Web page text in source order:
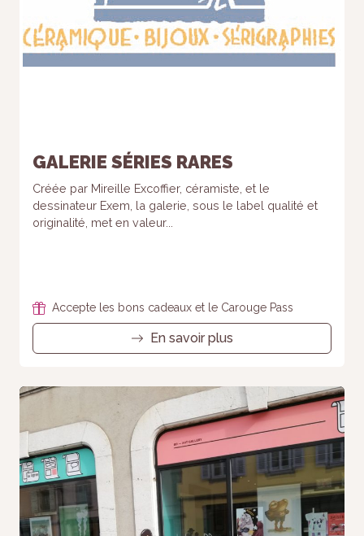
GALERIE SÉRIES RARES
Créée par Mireille Excoffier, céramiste, et le
dessinateur Exem, la galerie, sous le label qualité et
originalité, met en valeur...
Accepte les bons cadeaux et le Carouge Pass
En savoir plus